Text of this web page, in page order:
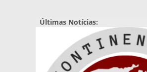
para
conteúdo
Últimas Notícias: